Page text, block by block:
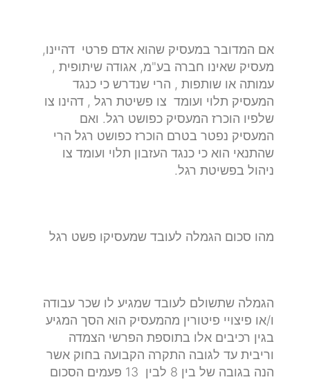
אם המדובר במעסיק שהוא אדם פרטי דהיינו,
מעסיק שאינו חברה בע"מ, אגודה שיתופית ,
עמותה או שותפות , הרי שנדרש כי כנגד
המעסיק תלוי ועומד צו פשיטת רגל , דהינו צו
שלפיו הוכרז המעסיק כפושט רגל. ואם
המעסיק נפטר בטרם הוכרז כפושט רגל הרי
שהתנאי הוא כי כנגד העזבון תלוי ועומד צו
ניהול בפשיטת רגל.
מהו סכום הגמלה לעובד שמעסיקו פשט רגל
הגמלה שתשולם לעובד שמגיע לו שכר עבודה
ו/או פיצויי פיטורין מהמעסיק הוא הסך המגיע
בגין רכיבים אלו בתוספת הפרשי הצמדה
וריבית עד לגובה התקרה הקבועה בחוק אשר
הנה בגובה של בין 8 לבין 13 פעמים הסכום